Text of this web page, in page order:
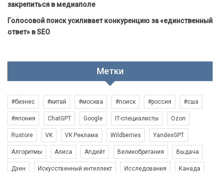
закрепиться в медиаполе
Голосовой поиск усиливает конкуренцию за «единственный
ответ» в SEO
Метки
#бизнес #китай #москва #поиск #россия #сша
#япония ChatGPT Google IT-специалисты Ozon
Rustore VK VK Реклама Wildberries YandexGPT
Алгоритмы Алиса Апдейт Великобритания Выдача
Дзен Искусственный интеллект Исследования Канада